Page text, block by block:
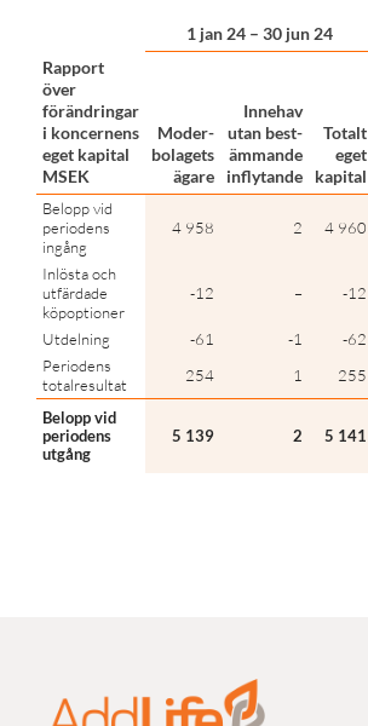
1 jan 24 – 30 jun 24
Rapport
över
förändringar
i koncernens
eget kapital
MSEK
Moder-
bolagets
ägare
Innehav
utan best-
ämmande
inflytande
Totalt
eget
kapital
Belopp vid
periodens
ingång
4 958 2 4 960
Inlösta och
utfärdade
köpoptioner
-12 – -12
Utdelning -61 -1 -62
Periodens
totalresultat
254 1 255
Belopp vid
periodens
utgång
5 139 2 5 141